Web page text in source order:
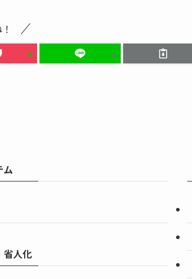
ム
省人化